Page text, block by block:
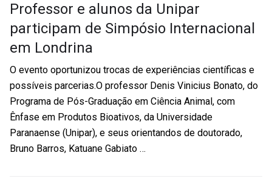
Professor e alunos da Unipar
participam de Simpósio Internacional
em Londrina
O evento oportunizou trocas de experiências científicas e
possíveis parcerias.O professor Denis Vinicius Bonato, do
Programa de Pós-Graduação em Ciência Animal, com
Ênfase em Produtos Bioativos, da Universidade
Paranaense (Unipar), e seus orientandos de doutorado,
Bruno Barros, Katuane Gabiato …